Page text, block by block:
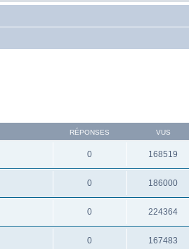
RÉPONSES VUS
0 168519
0 186000
0 224364
0 167483